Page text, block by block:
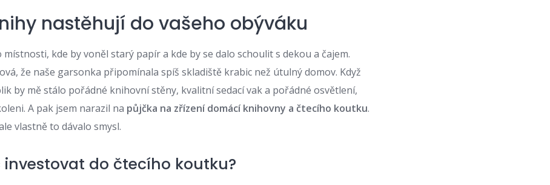
nastěhují do vašeho obýváku
místnosti, kde by voněl starý papír a kde by se dalo schoulit s dekou a čajem.
že naše garsonka připomínala spíš skladiště krabic než útulný domov. Když
by mě stálo pořádné knihovní stěny, kvalitní sedací vak a pořádné osvětlení,
A pak jsem narazil na půjčka na zřízení domácí knihovny a čtecího koutku.
vlastně to dávalo smysl.
investovat do čtecího koutku?